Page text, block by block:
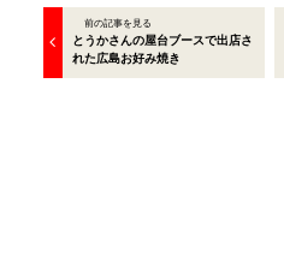
前の記事を見る
とうかさんの屋台ブースで出店さ
れた広島お好み焼き